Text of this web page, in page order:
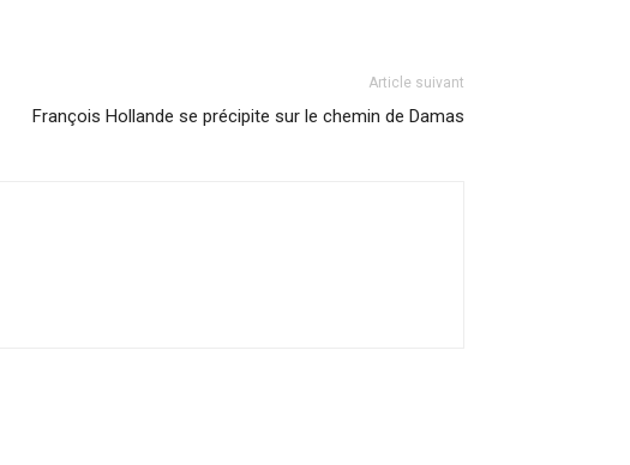
Article suivant
François Hollande se précipite sur le chemin de Damas